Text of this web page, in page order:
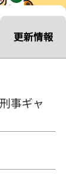
ー初優勝
之介が水神
ら１年９カ
更新情報
事ギャ